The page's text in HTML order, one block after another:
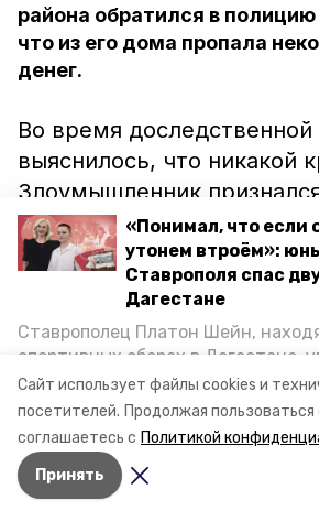
Сайт использует файлы cookies и
посетителей. Продолжая
соглашаетесь с Политикой
Принять
«Понимал, что если
утонем втроём»:
Ставрополя спас
Дагестане
Ставрополец Платон Шейн,
спортивных сборах в Дегестане,
Каспийском море детей и
возвращении домой, отважного
пригласили в министерство
наградили. Корреспондент
с юным героем.
района обратился в полицию
что из его дома пропала
денег.
Во время доследственной
выяснилось, что никакой
Злоумышленник
сообщение было ложным.
отомстить своему
которым поссорился.
мужчину завели
«светит» лишение
двух лет, сообщили в
МВД.